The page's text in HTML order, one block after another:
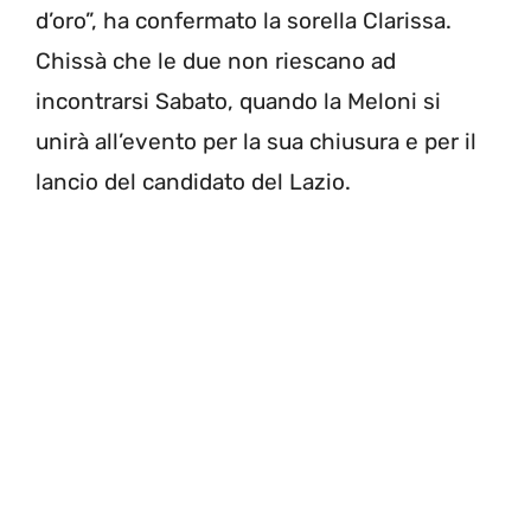
d’oro”, ha confermato la sorella Clarissa.
Chissà che le due non riescano ad
incontrarsi Sabato, quando la Meloni si
unirà all’evento per la sua chiusura e per il
lancio del candidato del Lazio.